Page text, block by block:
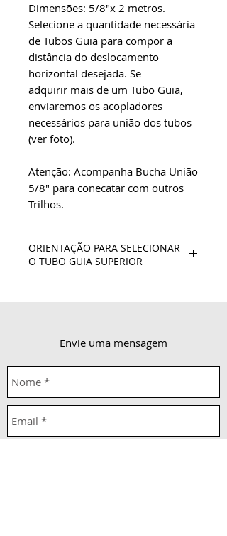
Dimensões: 5/8"x 2 metros.
Selecione a quantidade necessária
de Tubos Guia para compor a
distância do deslocamento
horizontal desejada. Se
adquirir mais de um Tubo Guia,
enviaremos os acopladores
necessários para união dos tubos
(ver foto).
Atenção: Acompanha Bucha União
5/8" para conecatar com outros
Trilhos.
ORIENTAÇÃO PARA SELECIONAR
O TUBO GUIA SUPERIOR
customização, fabricamos Tubos
Chat.
Clique no BotãoColocar no
Carrinho.
ATENÇÃO: PRODUTO FEITO SOB
Envie uma mensagem